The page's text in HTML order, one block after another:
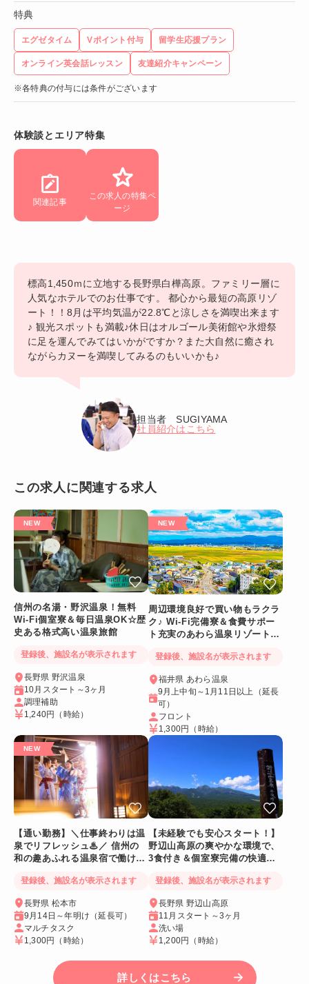
特典
エグゼタイム Vポイント付与 留学生応援プラン
オンライン英会話レッスン 友達紹介キャンペーン
※各特典の付与には条件がございます
体験談とエリア特集
関連記事
この求人の特集ペ
ージ
標高1,450ｍに立地する長野県白樺高原。ファミリー層に
人気なホテルでのお仕事です。 都心から最短の高原リゾ
ート！！8月は平均気温が22.8℃と涼しさを満喫出来ます
♪ 観光スポットも満載♪休日はオルゴール美術館や氷燈祭
に足を運んでみてはいかがですか？また大自然に癒され
ながらカヌーを満喫してみるのもいいかも♪
担当者 SUGIYAMA
社員紹介はこちら
この求人に関連する求人
信州の名湯・野沢温泉！無料
Wi-Fi個室寮＆毎日温泉OK☆歴
史ある格式高い温泉旅館
登録後、施設名が表示されます
長野県 野沢温泉
10月スタート～3ヶ月
調理補助
1,240円
（時給）
周辺環境良好で買い物もラクラ
ク♪ Wi-Fi完備寮＆食費サポー
ト充実のあわら温泉リゾートバ
登録後、施設名が表示されます
福井県 あわら温泉
9月上中旬～1月11日以上（延長
可）
フロント
1,300円
（時給）
【通い勤務】＼仕事終わりは温
泉でリフレッシュ♨／ 信州の
和の趣あふれる温泉宿で働ける
登録後、施設名が表示されます
長野県 松本市
9月14日～年明け（延長可）
マルチタスク
1,300円 （時給）
【未経験でも安心スタート！】
野辺山高原の爽やかな環境で、
3食付き＆個室寮完備の快適リ
登録後、施設名が表示されます
長野県 野辺山高原
11月スタート～3ヶ月
洗い場
1,200円 （時給）
詳しくはこちら